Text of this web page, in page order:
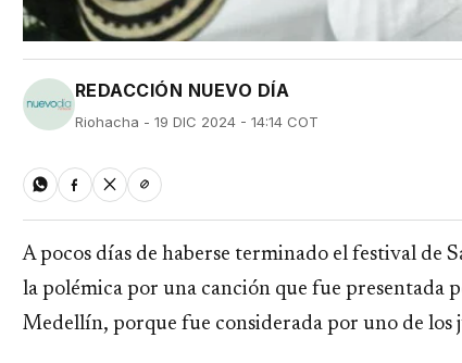
REDACCIÓN NUEVO DÍA
Riohacha - 19 DIC 2024 - 14:14 COT
A pocos días de haberse terminado el festival de
la polémica por una canción que fue presentada
Medellín, porque fue considerada por uno de los